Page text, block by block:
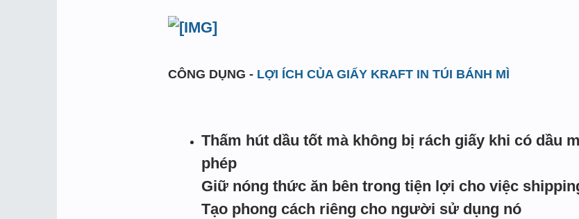
CÔNG DỤNG - LỢI ÍCH CỦA GIẤY KRAFT IN TÚI BÁNH MÌ
Thấm hút dầu tốt mà không bị rách giấy khi có dầu
phép
Giữ nóng thức ăn bên trong tiện lợi cho việc
Tạo phong cách riêng cho người sử dụng nó